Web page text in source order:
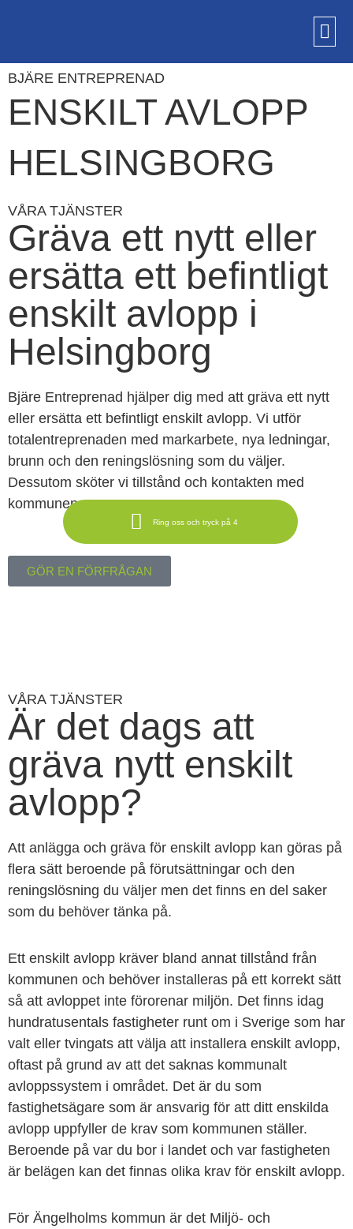
Ring oss och tryck på 4
BJÄRE ENTREPRENAD
ENSKILT AVLOPP
HELSINGBORG
Gräva ett nytt eller
ersätta ett befintligt
enskilt avlopp i
Helsingborg
Bjäre Entreprenad hjälper dig med att gräva ett nytt
eller ersätta ett befintligt enskilt avlopp. Vi utför
totalentreprenaden med markarbete, nya ledningar,
brunn och den reningslösning som du väljer.
Dessutom sköter vi tillstånd och kontakten med
kommunen.
GÖR EN FÖRFRÅGAN
VÅRA TJÄNSTER
Är det dags att
gräva nytt enskilt
avlopp?
Att anlägga och gräva för enskilt avlopp kan göras på
flera sätt beroende på förutsättningar och den
reningslösning du väljer men det finns en del saker
som du behöver tänka på.
Ett enskilt avlopp kräver bland annat tillstånd från
kommunen och behöver installeras på ett korrekt sätt
så att avloppet inte förorenar miljön. Det finns idag
hundratusentals fastigheter runt om i Sverige som har
valt eller tvingats att välja att installera enskilt avlopp,
oftast på grund av att det saknas kommunalt
avloppssystem i området. Det är du som
fastighetsägare som är ansvarig för att ditt enskilda
avlopp uppfyller de krav som kommunen ställer.
Beroende på var du bor i landet och var fastigheten
är belägen kan det finnas olika krav för enskilt avlopp.
För Ängelholms kommun är det Miljö- och
VÅRA TJÄNSTER